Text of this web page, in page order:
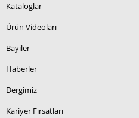
Kataloglar
Ürün Videoları
Bayiler
Haberler
Dergimiz
Kariyer Fırsatları